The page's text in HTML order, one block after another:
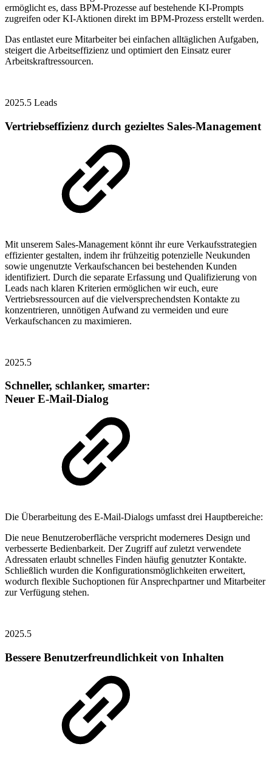
ermöglicht es, dass BPM-Prozesse auf bestehende KI-Prompts
zugreifen oder KI-Aktionen direkt im BPM-Prozess erstellt werden.
Das entlastet eure Mitarbeiter bei einfachen alltäglichen Aufgaben,
steigert die Arbeitseffizienz und optimiert den Einsatz eurer
Arbeitskraftressourcen.
2025.5 Leads
Vertriebseffizienz durch gezieltes Sales-Management
Mit unserem Sales-Management könnt ihr eure Verkaufsstrategien
effizienter gestalten, indem ihr frühzeitig potenzielle Neukunden
sowie ungenutzte Verkaufschancen bei bestehenden Kunden
identifiziert. Durch die separate Erfassung und Qualifizierung von
Leads nach klaren Kriterien ermöglichen wir euch, eure
Vertriebsressourcen auf die vielversprechendsten Kontakte zu
konzentrieren, unnötigen Aufwand zu vermeiden und eure
Verkaufschancen zu maximieren.
2025.5
Schneller, schlanker, smarter:
Neuer E-Mail-Dialog
Die Überarbeitung des E-Mail-Dialogs umfasst drei Hauptbereiche:
Die neue Benutzeroberfläche verspricht moderneres Design und
verbesserte Bedienbarkeit. Der Zugriff auf zuletzt verwendete
Adressaten erlaubt schnelles Finden häufig genutzter Kontakte.
Schließlich wurden die Konfigurationsmöglichkeiten erweitert,
wodurch flexible Suchoptionen für Ansprechpartner und Mitarbeiter
zur Verfügung stehen.
2025.5
Bessere Benutzerfreundlichkeit von Inhalten